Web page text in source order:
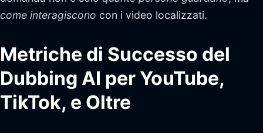
come interagiscono con i video localizzati.
Metriche di Successo del
Dubbing AI per YouTube,
TikTok, e Oltre